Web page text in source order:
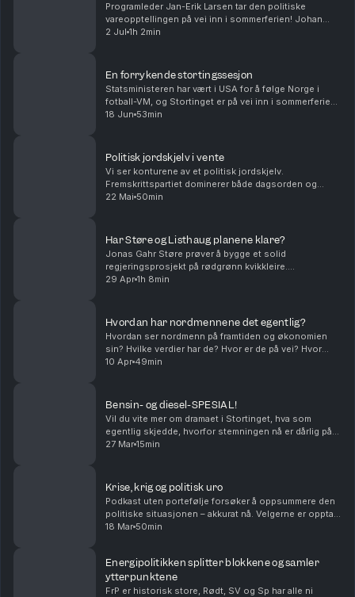
Programleder Jan-Erik Larsen tar den politiske
vareopptellingen på vei inn i sommerferien! Johan
Giertsen fra Pollofpolls oppsummerer status på
2 Jul 1h 2min
En forrykende stortingssesjon
Statsministeren har vært i USA for å følge Norge i
fotball-VM, og Stortinget er på vei inn i sommerferien
etter å ha landet et revidert nasjonalbudsjett. Ny
18 Jun 53min
Politisk jordskjelv i vente
Vi ser konturene av et politisk jordskjelv.
Fremskrittspartiet dominerer både dagsorden og
meningsmålingene. Sylvi Listhaugs parti har en
22 Mai 50min
Har Støre og Listhaug planene klare?
Jonas Gahr Støre prøver å bygge et solid
regjeringsprosjekt på rødgrønn kvikkleire.
Forhandlingene om revidert nasjonalbudsjett, som
29 Apr 1h 8min
Hvordan har nordmennene det egentlig?
Hvordan ser nordmenn på framtiden og økonomien
sin? Hvilke verdier har de? Hvor er de på vei? Hvor
mange kjøttkaker spiser de, og hva har det å gjøre
10 Apr 49min
Bensin- og diesel-SPESIAL!
Vil du vite mer om dramaet i Stortinget, hva som
egentlig skjedde, hvorfor stemningen nå er dårlig på
rød-grønn side, hvorfor Høyre plutselig kastet seg på,
27 Mar 15min
Krise, krig og politisk uro
Podkast uten portefølje forsøker å oppsummere den
politiske situasjonen – akkurat nå. Velgerne er opptatt
av høy rente og ditto bensinpriser, mens nyhetsbildet
18 Mar 50min
Energipolitikken splitter blokkene og samler
ytterpunktene
FrP er historisk store, Rødt, SV og Sp har alle ni